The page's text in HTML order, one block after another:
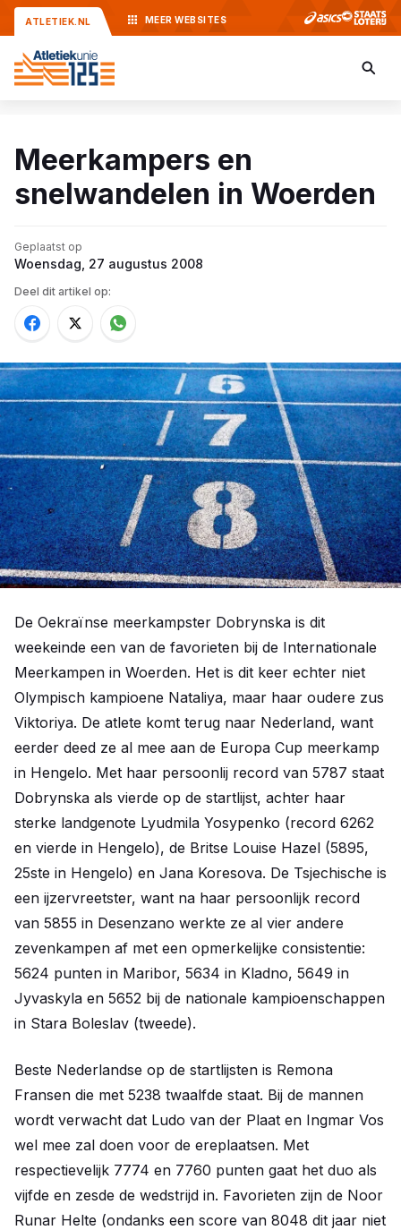
ATLETIEK.NL MEER WEBSITES
Meerkampers en
snelwandelen in Woerden
Geplaatst op
Woensdag, 27 augustus 2008
Deel dit artikel op:
De Oekraïnse meerkampster Dobrynska is dit
weekeinde een van de favorieten bij de Internationale
Meerkampen in Woerden. Het is dit keer echter niet
Olympisch kampioene Nataliya, maar haar oudere zus
Viktoriya. De atlete komt terug naar Nederland, want
eerder deed ze al mee aan de Europa Cup meerkamp
in Hengelo. Met haar persoonlij record van 5787 staat
Dobrynska als vierde op de startlijst, achter haar
sterke landgenote Lyudmila Yosypenko (record 6262
en vierde in Hengelo), de Britse Louise Hazel (5895,
25ste in Hengelo) en Jana Koresova. De Tsjechische is
een ijzervreetster, want na haar persoonlijk record
van 5855 in Desenzano werkte ze al vier andere
zevenkampen af met een opmerkelijke consistentie:
5624 punten in Maribor, 5634 in Kladno, 5649 in
Jyvaskyla en 5652 bij de nationale kampioenschappen
in Stara Boleslav (tweede).
Beste Nederlandse op de startlijsten is Remona
Fransen die met 5238 twaalfde staat. Bij de mannen
wordt verwacht dat Ludo van der Plaat en Ingmar Vos
wel mee zal doen voor de ereplaatsen. Met
respectievelijk 7774 en 7760 punten gaat het duo als
vijfde en zesde de wedstrijd in. Favorieten zijn de Noor
Runar Helte (ondanks een score van 8048 dit jaar niet